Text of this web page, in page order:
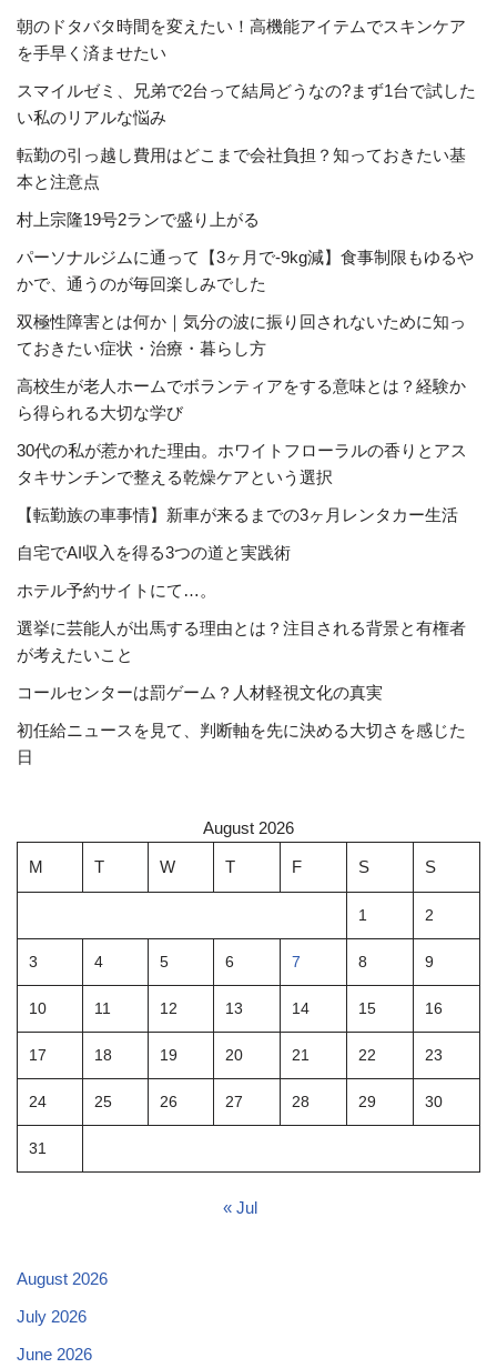
朝のドタバタ時間を変えたい！高機能アイテムでスキンケア
を手早く済ませたい
スマイルゼミ、兄弟で2台って結局どうなの?まず1台で試した
い私のリアルな悩み
転勤の引っ越し費用はどこまで会社負担？知っておきたい基
本と注意点
村上宗隆19号2ランで盛り上がる
パーソナルジムに通って【3ヶ月で-9kg減】食事制限もゆるや
かで、通うのが毎回楽しみでした
双極性障害とは何か｜気分の波に振り回されないために知っ
ておきたい症状・治療・暮らし方
高校生が老人ホームでボランティアをする意味とは？経験か
ら得られる大切な学び
30代の私が惹かれた理由。ホワイトフローラルの香りとアス
タキサンチンで整える乾燥ケアという選択
【転勤族の車事情】新車が来るまでの3ヶ月レンタカー生活
自宅でAI収入を得る3つの道と実践術
ホテル予約サイトにて…。
選挙に芸能人が出馬する理由とは？注目される背景と有権者
が考えたいこと
コールセンターは罰ゲーム？人材軽視文化の真実
初任給ニュースを見て、判断軸を先に決める大切さを感じた
日
August 2026
M T W T F S S
1 2
3 4 5 6 7 8 9
10 11 12 13 14 15 16
17 18 19 20 21 22 23
24 25 26 27 28 29 30
31
« Jul
August 2026
July 2026
June 2026